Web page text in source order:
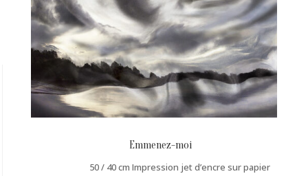
Emmenez-moi
50 / 40 cm Impression jet d’encre sur papier